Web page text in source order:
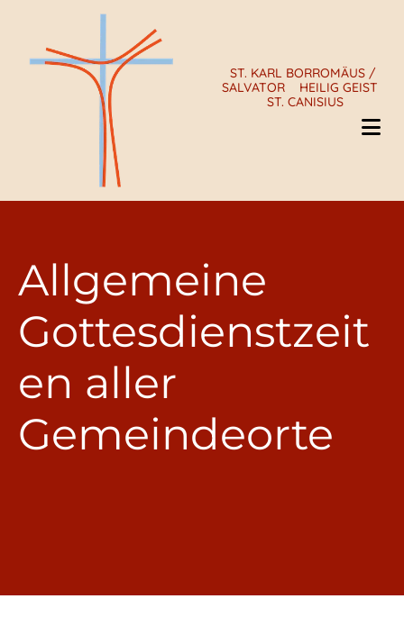
ST. KARL BORROMÄUS /
SALVATOR
HEILIG GEIST
ST. CANISIUS
Allgemeine
Gottesdienstzeit
en aller
Gemeindeorte